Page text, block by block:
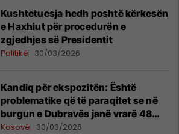
Kushtetuesja hedh poshtë kërkesën
e Haxhiut për procedurën e
zgjedhjes së Presidentit
Politikë 30/03/2026
Kandiq për ekspozitën: Është
problematike që të paraqitet se në
burgun e Dubravës janë vrarë 48
persona të armatosur
Kosovë 30/03/2026